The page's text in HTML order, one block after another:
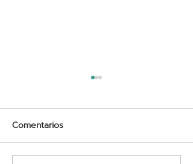
Comentarios